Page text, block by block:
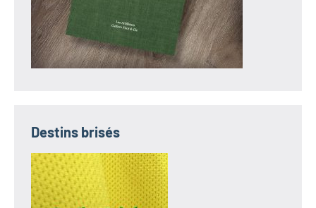
Destins brisés